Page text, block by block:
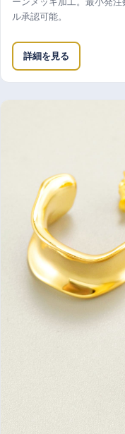
ル承認可能。
詳細を見る